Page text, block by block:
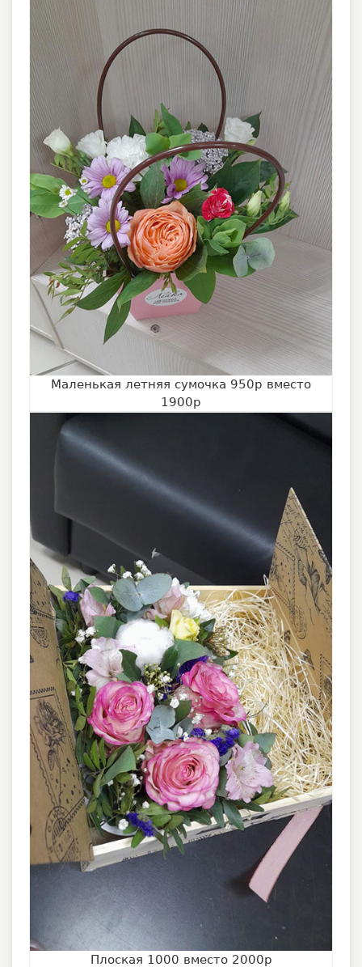
Маленькая летняя сумочка 950р вместо
1900р
Плоская 1000 вместо 2000р